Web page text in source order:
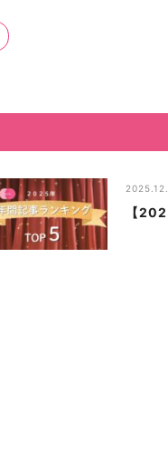
【